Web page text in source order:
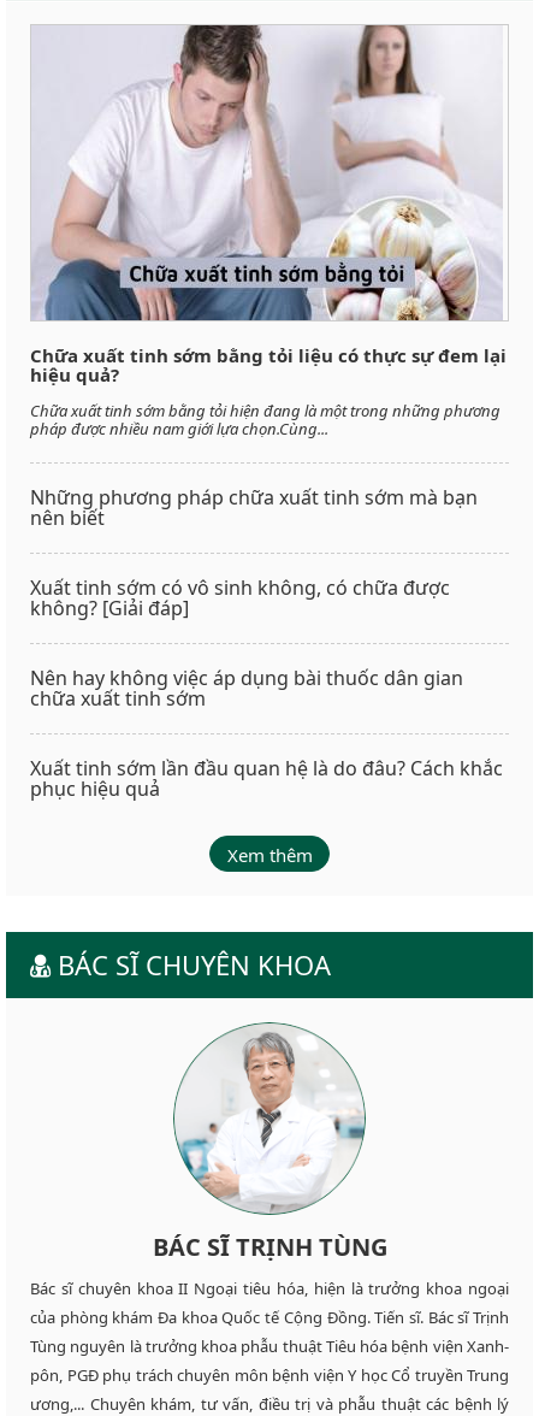
Chữa xuất tinh sớm bằng tỏi liệu có thực sự đem lại
hiệu quả?
Chữa xuất tinh sớm bằng tỏi hiện đang là một trong những phương
pháp được nhiều nam giới lựa chọn.Cùng...
Những phương pháp chữa xuất tinh sớm mà bạn
nên biết
Xuất tinh sớm có vô sinh không, có chữa được
không? [Giải đáp]
Nên hay không việc áp dụng bài thuốc dân gian
chữa xuất tinh sớm
Xuất tinh sớm lần đầu quan hệ là do đâu? Cách khắc
phục hiệu quả
Xem thêm
BÁC SĨ CHUYÊN KHOA
BÁC SĨ TRỊNH TÙNG
Bác sĩ chuyên khoa II Ngoại tiêu hóa, hiện là trưởng khoa ngoại
của phòng khám Đa khoa Quốc tế Cộng Đồng. Tiến sĩ. Bác sĩ Trịnh
Tùng nguyên là trưởng khoa phẫu thuật Tiêu hóa bệnh viện Xanh-
pôn, PGĐ phụ trách chuyên môn bệnh viện Y học Cổ truyền Trung
ương,... Chuyên khám, tư vấn, điều trị và phẫu thuật các bệnh lý